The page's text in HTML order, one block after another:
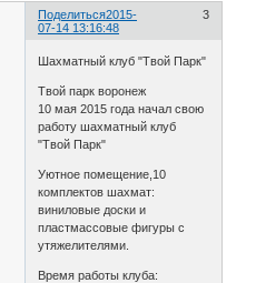
Поделиться 3
2015-
07-14 13:16:48
Шахматный клуб "Твой Парк"
Твой парк воронеж
10 мая 2015 года начал свою
работу шахматный клуб
"Твой Парк"
Уютное помещение,10
комплектов шахмат:
виниловые доски и
пластмассовые фигуры с
утяжелителями.
Время работы клуба: